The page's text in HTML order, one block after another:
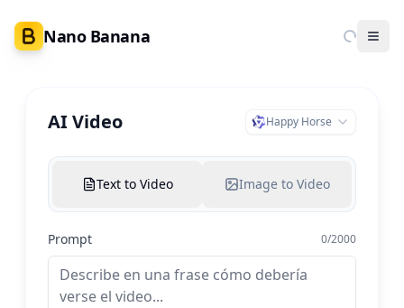
Nano Banana
AI Video Happy Horse
Text to Video Image to Video
Prompt 0/2000